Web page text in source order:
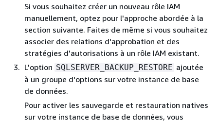
Si vous souhaitez créer un nouveau rôle IAM
manuellement, optez pour l'approche abordée à la
section suivante. Faites de même si vous souhaitez
associer des relations d'approbation et des
stratégies d'autorisations à un rôle IAM existant.
L'option SQLSERVER_BACKUP_RESTORE ajoutée
à un groupe d'options sur votre instance de base
de données.
Pour activer les sauvegarde et restauration natives
sur votre instance de base de données, vous